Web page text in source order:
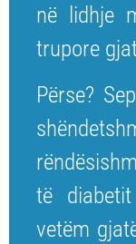
në lidhje
trupore
Përse?
të
vetëm